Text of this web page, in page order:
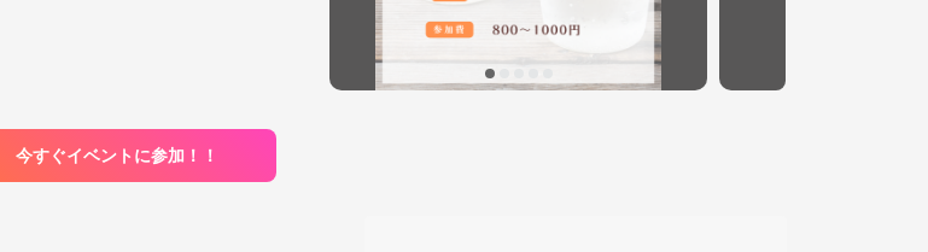
今すぐイベントに参加！！